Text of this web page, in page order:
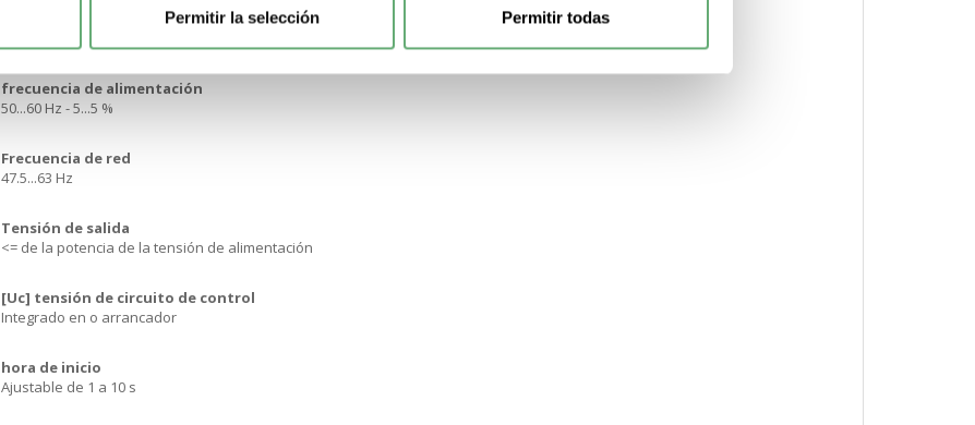
Permitir la selección Permitir todas
límites tensión alimentación
frecuencia de alimentación
50...60 Hz - 5...5 %
Frecuencia de red
47.5...63 Hz
Tensión de salida
<= de la potencia de la tensión de alimentación
[Uc] tensión de circuito de control
Integrado en o arrancador
hora de inicio
Ajustable de 1 a 10 s